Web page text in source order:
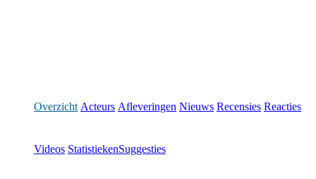
Overzicht Acteurs Afleveringen Nieuws Recensies Reacties
Videos StatistiekenSuggesties